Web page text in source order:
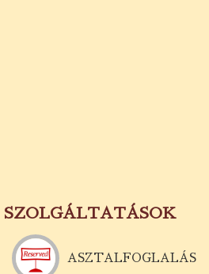
SZOLGÁLTATÁSOK
ASZTALFOGLALÁS